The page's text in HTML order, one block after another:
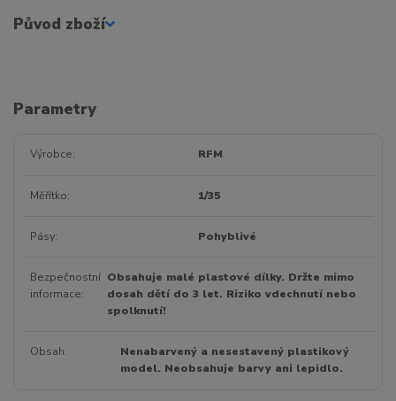
Původ zboží
Parametry
Výrobce RFM
Měřítko 1/35
Pásy Pohyblivé
Bezpečnostní
informace
Obsahuje malé plastové dílky. Držte mimo
dosah dětí do 3 let. Riziko vdechnutí nebo
spolknutí!
Obsah
Nenabarvený a nesestavený plastikový
model. Neobsahuje barvy ani lepidlo.